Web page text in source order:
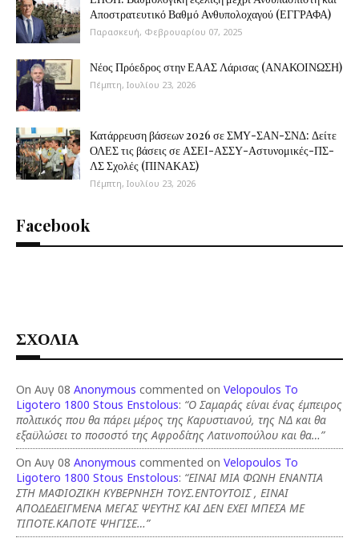
Αποστρατευτικό Βαθμό Ανθυπολοχαγού (ΕΓΓΡΑΦΑ)
Παρασκευή, Φεβρουαρίου 07, 2025
Νέος Πρόεδρος στην ΕΑΑΣ Λάρισας (ΑΝΑΚΟΙΝΩΣΗ)
Πέμπτη, Ιουλίου 23, 2026
Κατάρρευση βάσεων 2026 σε ΣΜΥ-ΣΑΝ-ΣΝΔ: Δείτε
ΟΛΕΣ τις βάσεις σε ΑΣΕΙ-ΑΣΣΥ-Αστυνομικές-ΠΣ-
ΛΣ Σχολές (ΠΙΝΑΚΑΣ)
Πέμπτη, Ιουλίου 23, 2026
Facebook
ΣΧΟΛΙΑ
On Αυγ 08 Anonymous commented on Velopoulos To
Ligotero 1800 Stous Enstolous: “Ο Σαμαράς είναι ένας έμπειρος
πολιτικός που θα πάρει μέρος της Καρυστιανού, της ΝΔ και θα
εξαϋλώσει το ποσοστό της Αφροδίτης Λατινοπούλου και θα…”
On Αυγ 08 Anonymous commented on Velopoulos To
Ligotero 1800 Stous Enstolous: “ΕΙΝΑΙ ΜΙΑ ΦΩΝΗ ΕΝΑΝΤΙΑ
ΣΤΗ ΜΑΦΙΟΖΙΚΗ ΚΥΒΕΡΝΗΣΗ ΤΟΥΣ.ΕΝΤΟΥΤΟΙΣ , ΕΙΝΑΙ
ΑΠΟΔΕΔΕΙΓΜΕΝΑ ΜΕΓΑΣ ΨΕΥΤΗΣ ΚΑΙ ΔΕΝ ΕΧΕΙ ΜΠΕΣΑ ΜΕ
ΤΙΠΟΤΕ.ΚΑΠΟΤΕ ΨΗΓΙΣΕ…”